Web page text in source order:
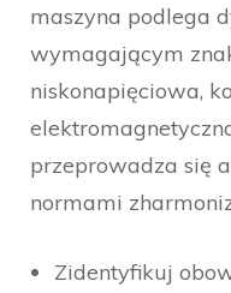
maszyna podlega
wymagającym
niskonapięciowa,
przeprowadza się
normami
Zidentyfikuj